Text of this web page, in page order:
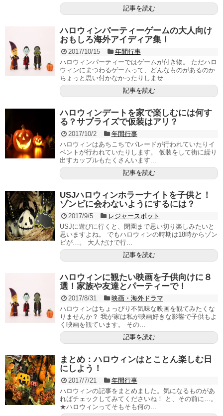
記事を読む
ハロウィンパーティーゲームの大人向け
おもしろ海外アイディア集！
2017/10/15
年間行事
ハロウィンパーティーではゲームが付き物。 ただハロ
ウィンにまつわるゲームって、どんなものがあるのか
ちょっと思い付かなかったりしませ...
記事を読む
ハロウィンデートを家で楽しむには何す
る？サプライズで仮装はアリ？
2017/10/2
年間行事
ハロウィンはあちこちでパレードが行われていたりイ
ベントが行われていたりします。 仮装をして街に繰り
出すカップルもたくさんいます...
記事を読む
USJハロウィンホラーナイトを子供と！
ゾンビに会わないようにするには？
2017/9/5
レジャースポット
USJに遊びに行くと、閉園まで思い切り楽しみたいと
思いますよね。 でもハロウィンの時期は18時からゾン
ビが…。 大人だけで行...
記事を読む
ハロウィンに観たい映画を子供向けに８
選！家族や友達とパーティーで！
2017/8/31
映画・海外ドラマ
ハロウィンはちょっぴり不気味な映画を観てみたくな
りませんか？ 我が家は私が映画好きな影響で子供もよ
く映画を観ています。 その...
記事を読む
まとめ：ハロウィンはとことん楽しむ日
にしよう！
2017/7/21
年間行事
ハロウィンの記事をまとめました。気になるものがあ
ればチェックしてみてくださいね！ と、その前に…。
★ハロウィンってそもそも何の...